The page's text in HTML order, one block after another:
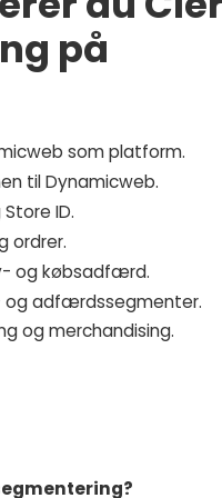
på
som platform.
til Dynamicweb.
ID.
ordrer.
og købsadfærd.
og adfærdssegmenter.
og merchandising.